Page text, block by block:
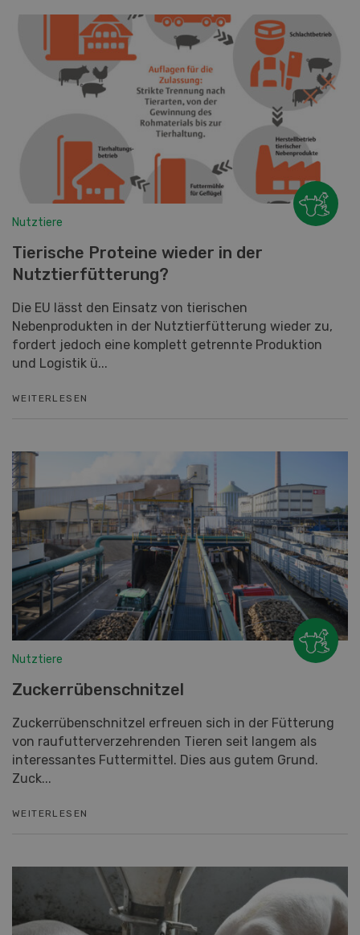
Nutztiere
Tierische Proteine wieder in der
Nutztierfütterung?
Die EU lässt den Einsatz von tierischen
Nebenprodukten in der Nutztierfütterung wieder zu,
fordert jedoch eine komplett getrennte Produktion
und Logistik ü...
WEITERLESEN
Nutztiere
Zuckerrübenschnitzel
Zuckerrübenschnitzel erfreuen sich in der Fütterung
von raufutterverzehrenden Tieren seit langem als
interessantes Futtermittel. Dies aus gutem Grund.
Zuck...
WEITERLESEN